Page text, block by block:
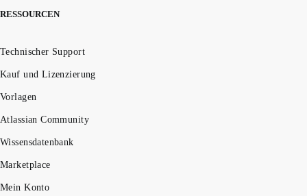
RESSOURCEN
Technischer Support
Kauf und Lizenzierung
Vorlagen
Atlassian Community
Wissensdatenbank
Marketplace
Mein Konto